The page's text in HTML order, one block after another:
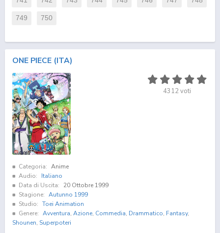
749 750
ONE PIECE (ITA)
4312voti
Categoria: Anime
Audio:
Italiano
Data di Uscita:
20 Ottobre 1999
Stagione: Autunno 1999
Studio: Toei Animation
Genere: Avventura, Azione, Commedia, Drammatico, Fantasy,
Shounen, Superpoteri